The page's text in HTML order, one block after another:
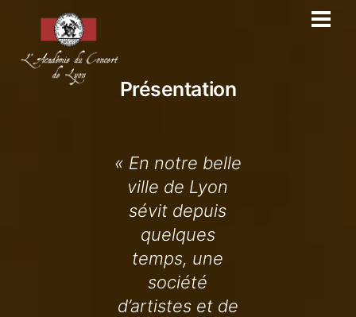
content
Présentation
« En notre belle
ville de Lyon
sévit depuis
quelques
temps, une
société
d’artistes et de